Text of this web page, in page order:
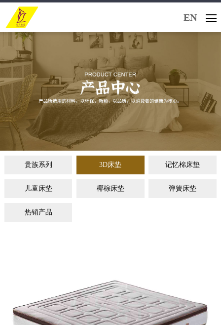
EN
贵族系列 3D床垫 记忆棉床垫
儿童床垫 椰棕床垫 弹簧床垫
热销产品